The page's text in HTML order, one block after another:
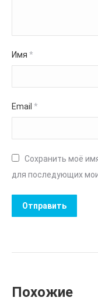
Имя *
Email *
Сохранить моё
для последующих
Похожие